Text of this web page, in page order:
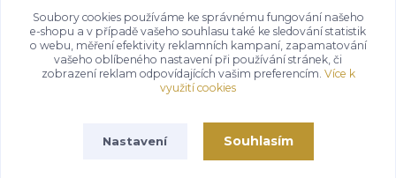
Upravit sběr cookies.
Soubory cookies používáme ke správnému fungování našeho
e-shopu a v případě vašeho souhlasu také ke sledování statistik
o webu, měření efektivity reklamních kampaní, zapamatování
vašeho oblíbeného nastavení při používání stránek, či
zobrazení reklam odpovídajících vašim preferencím. Více k
využití cookies
Nastavení Souhlasím